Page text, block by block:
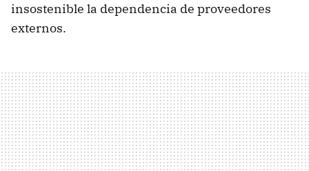
insostenible la dependencia de proveedores
externos.